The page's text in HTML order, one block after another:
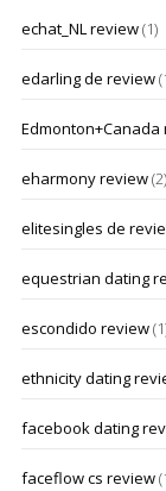
echat_NL review(1)
edarling de review
Edmonton+Canada
eharmony review(2)
elitesingles de
equestrian dating
escondido review
ethnicity dating
facebook dating
faceflow cs review